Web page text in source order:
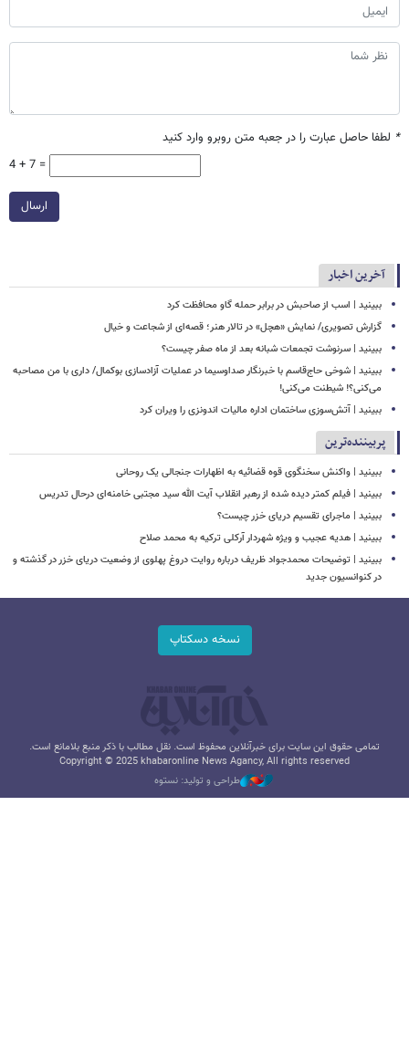
* لطفا حاصل عبارت را در جعبه متن روبرو وارد کنید
4 + 7 =
ارسال
آخرین اخبار
ببینید | اسب از صاحبش در برابر حمله گاو محافظت کرد
گزارش تصویری/ نمایش «هچل» در تالار هنر؛ قصه‌ای از شجاعت و خیال
ببینید | سرنوشت تجمعات شبانه بعد از ماه صفر چیست؟
ببینید | شوخی حاج‌قاسم با خبرنگار صداوسیما در عملیات آزادسازی بوکمال/ داری با من مصاحبه‌
می‌کنی؟! شیطنت می‌کنی!
ببینید | آتش‌سوزی ساختمان اداره مالیات اندونزی را ویران کرد
پربیننده‌ترین
ببینید | واکنش سخنگوی قوه قضائیه به اظهارات جنجالی یک روحانی
ببینید | فیلم کمتر دیده شده از رهبر انقلاب آیت الله سید مجتبی خامنه‌ای درحال تدریس
ببینید | ماجرای تقسیم دریای خزر چیست؟
ببینید | هدیه عجیب و ویژه شهردار آرکلی ترکیه به محمد صلاح
ببینید | توضیحات محمدجواد ظریف درباره روایت دروغ پهلوی از وضعیت دریای خزر در گذشته و
در کنوانسیون جدید
نسخه دسکتاپ
تمامی حقوق این سایت برای خبرآنلاین محفوظ است. نقل مطالب با ذکر منبع بلامانع است.
Copyright © 2025 khabaronline News Agancy, All rights reserved
طراحی و تولید: نستوه